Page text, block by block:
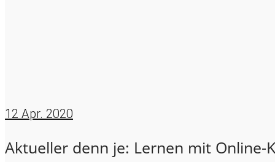
12 Apr. 2020
Aktueller denn je: Lernen mit Online-